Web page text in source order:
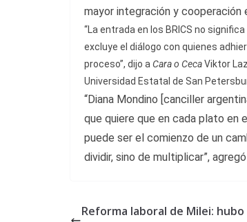
mayor integración y cooperación
“La entrada en los BRICS no
excluye el diálogo con quienes
proceso”, dijo aCara o CecaViktor
Universidad Estatal de San
“Diana Mondino [canciller
que quiere que en cada plato en
puede ser el comienzo de un
dividir, sino de multiplicar”,
Reforma laboral de Milei: